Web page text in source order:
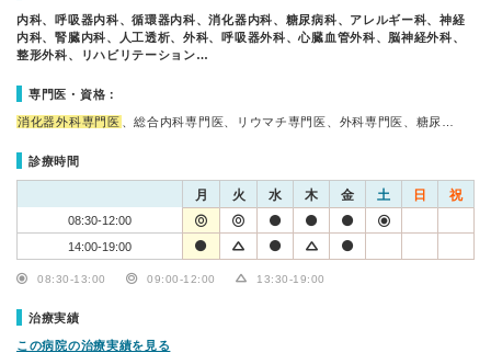
内科、呼吸器内科、循環器内科、消化器内科、糖尿病科、アレルギー科、神経
内科、腎臓内科、人工透析、外科、呼吸器外科、心臓血管外科、脳神経外科、
整形外科、リハビリテーション…
専門医・資格：
消化器外科専門医 、総合内科専門医、リウマチ専門医、外科専門医、糖尿…
診療時間
月 火 水 木 金 土 日 祝
08:30-12:00
14:00-19:00
08:30-13:00 09:00-12:00 13:30-19:00
治療実績
この病院の治療実績を見る